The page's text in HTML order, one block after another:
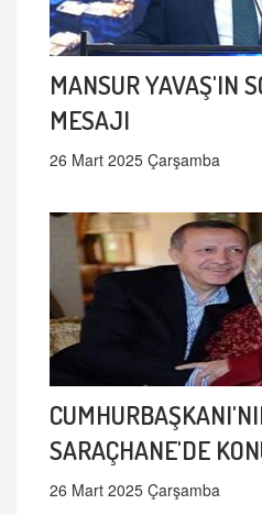
MANSUR YAVAŞ'IN
MESAJI
26 Mart 2025 Çarşamba
SARAÇHANE'DE
26 Mart 2025 Çarşamba